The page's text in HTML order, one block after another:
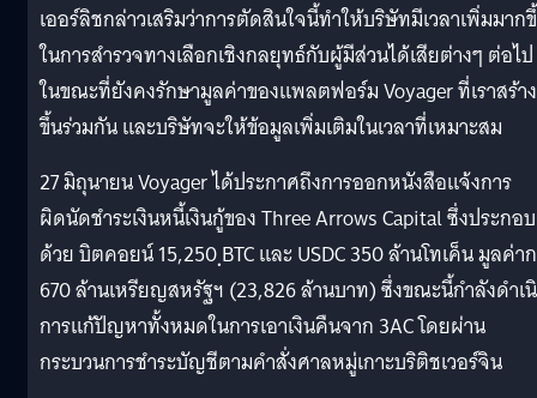
เออร์ลิชกล่าวเสริมว่าการตัดสินใจนี้ทำให้บริษัทมีเวลาเพิ่มมาก
ในการสำรวจทางเลือกเชิงกลยุทธ์กับผู้มีส่วนได้เสียต่างๆ ต่อไป
ในขณะที่ยังคงรักษามูลค่าของแพลตฟอร์ม Voyager ที่เราสร้าง
ขึ้นร่วมกัน และบริษัทจะให้ข้อมูลเพิ่มเติมในเวลาที่เหมาะสม
27 มิถุนายน Voyager ได้ประกาศถึงการออกหนังสือแจ้งการ
ผิดนัดชำระเงินหนี้เงินกู้ของ Three Arrows Capital ซึ่งประกอบ
ด้วย บิตคอยน์ 15,250 ฺBTC และ USDC 350 ล้านโทเค็น มูลค่า
670 ล้านเหรียญสหรัฐฯ (23,826 ล้านบาท) ซึ่งขณะนี้กำลังดำเ
การแก้ปัญหาทั้งหมดในการเอาเงินคืนจาก 3AC โดยผ่าน
กระบวนการชำระบัญชีตามคำสั่งศาลหมู่เกาะบริติชเวอร์จิน